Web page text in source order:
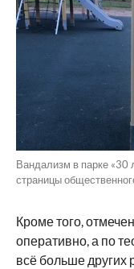
Вандализм в парке «30
страницы
Кроме того,
оперативно, а по
всё больше других